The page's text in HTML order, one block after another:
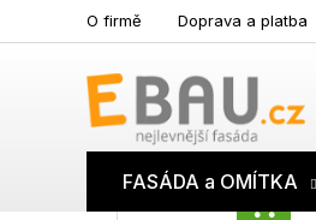
na
O firmě Doprava a platba
FASÁDA a OMÍTKA